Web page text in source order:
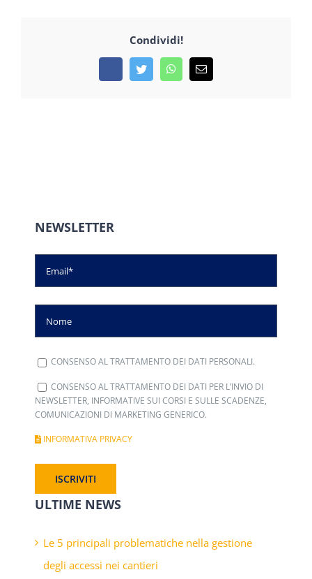
Condividi!
FacebookTwitterWhatsApp
Email
NEWSLETTER
CONSENSO AL TRATTAMENTO DEI DATI PERSONALI.
CONSENSO AL TRATTAMENTO DEI DATI PER L’INVIO DI
NEWSLETTER, INFORMATIVE SUI CORSI E SULLE SCADENZE,
COMUNICAZIONI DI MARKETING GENERICO.
INFORMATIVA PRIVACY
ULTIME NEWS
Le 5 principali problematiche nella gestione
degli accessi nei cantieri